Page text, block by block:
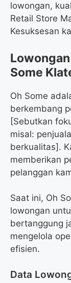
lowongan,
Retail Store
Kesuksesan
Some
Oh Some
berkembang
[Sebutkan
misal:
berkualitas].
memberikan
pelanggan
Saat ini, Oh
lowongan
bertanggung
mengelola
efisien.
Data